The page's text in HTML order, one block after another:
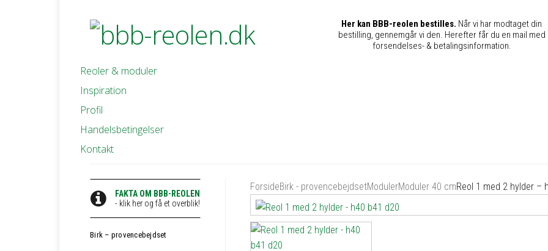
Her kan BBB-reolen bestilles. Når vi har modtaget din
bestilling, gennemgår vi den. Herefter får du en mail med
forsendelses- & betalingsinformation.
Reoler & moduler
Inspiration
Profil
Handelsbetingelser
Kontakt
ForsideBirk - provencebejdsetModulerModuler 40 cmReol 1 med 2 hylder –
FAKTA OM BBB-REOLEN
- klik her og få et overblik!
Birk – provencebejdset